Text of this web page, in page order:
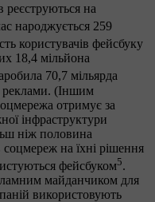
на
народжується 259
користувачів фейсбуку
18,4 мільйона
70,7 мільярда
реклами. (Іншим
отримує за
інфраструктури
ніж половина
на їхні рішення
фейсбуком5.
майданчиком для
використовують